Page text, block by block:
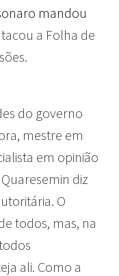
mandou
a Folha de
do governo
mestre em
em opinião
diz
O
todos, mas, na
ali. Como a